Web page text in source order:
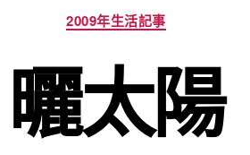
分
類
2009年生活記事
曬太陽